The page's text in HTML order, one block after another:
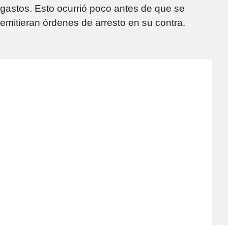
gastos. Esto ocurrió poco antes de que se
emitieran órdenes de arresto en su contra.